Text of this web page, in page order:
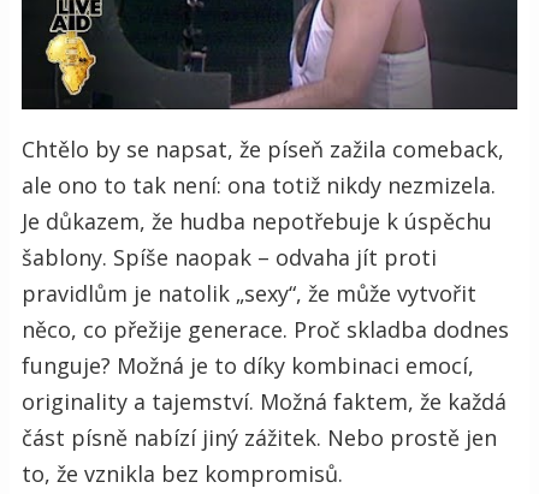
Chtělo by se napsat, že píseň zažila comeback,
ale ono to tak není: ona totiž nikdy nezmizela.
Je důkazem, že hudba nepotřebuje k úspěchu
šablony. Spíše naopak – odvaha jít proti
pravidlům je natolik „sexy“, že může vytvořit
něco, co přežije generace. Proč skladba dodnes
funguje? Možná je to díky kombinaci emocí,
originality a tajemství. Možná faktem, že každá
část písně nabízí jiný zážitek. Nebo prostě jen
to, že vznikla bez kompromisů.